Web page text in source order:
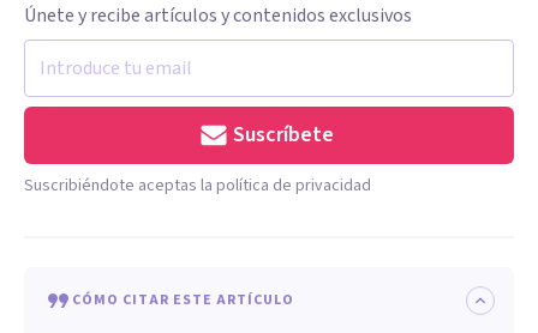
Únete y recibe artículos y contenidos exclusivos
Suscríbete
Suscribiéndote aceptas la política de privacidad
CÓMO CITAR ESTE ARTÍCULO